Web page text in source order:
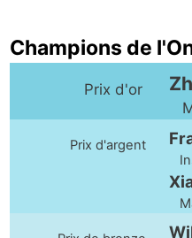
Champions de
Prix d'or
Prix d'argent